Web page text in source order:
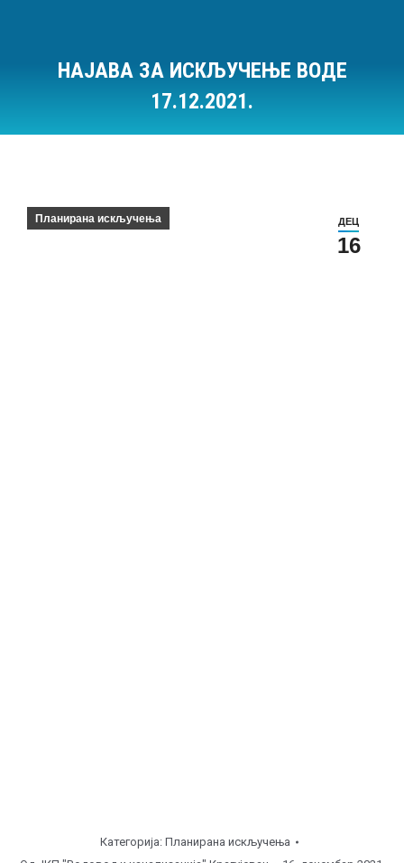
НАЈАВА ЗА ИСКЉУЧЕЊЕ ВОДЕ
17.12.2021.
ДЕЦ
16
Планирана искључења
Категорија: Планирана искључења